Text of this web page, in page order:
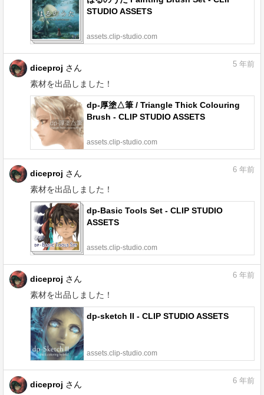
STUDIO ASSETS
assets.clip-studio.com
diceproj さん
素材を出品しました！
5 年前
dp-厚塗△筆 / Triangle Thick Colouring
Brush - CLIP STUDIO ASSETS
assets.clip-studio.com
diceproj さん
素材を出品しました！
6 年前
dp-Basic Tools Set - CLIP STUDIO
ASSETS
assets.clip-studio.com
diceproj さん
素材を出品しました！
6 年前
dp-sketch II - CLIP STUDIO ASSETS
assets.clip-studio.com
diceproj さん
6 年前